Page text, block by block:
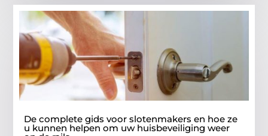
De complete gids voor slotenmakers en hoe ze
u kunnen helpen om uw huisbeveiliging weer